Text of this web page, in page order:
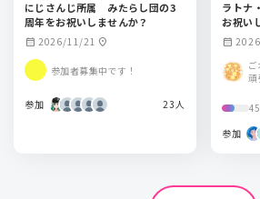
にじさんじ所属 みたらし団の3
周年をお祝いしませんか？
calendar_month 2026/11/21 location_on
参加者募集中です！
参加 23人
ラトナ
お祝い
calendar_month
頑
参加